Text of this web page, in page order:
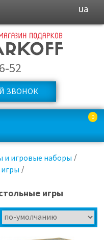
ua
52
ЗВОНОК
0
и игровые наборы
игры